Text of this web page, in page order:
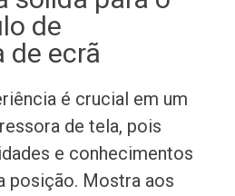
de
de ecrã
é crucial em um
de tela, pois
e conhecimentos
posição. Mostra aos